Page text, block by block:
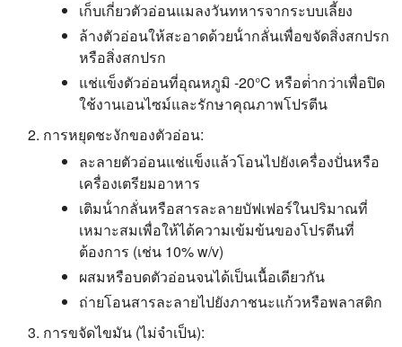
เก็บเกี่ยวตัวอ่อนแมลงวันทหารจากระบบเลี้ยง
ล้างตัวอ่อนให้สะอาดด้วยน้ํากลั่นเพื่อขจัดสิ่งสกปรก
หรือสิ่งสกปรก
แช่แข็งตัวอ่อนที่อุณหภูมิ -20°C หรือต่ํากว่าเพื่อปิด
ใช้งานเอนไซม์และรักษาคุณภาพโปรตีน
การหยุดชะงักของตัวอ่อน:
ละลายตัวอ่อนแช่แข็งแล้วโอนไปยังเครื่องปั่นหรือ
เครื่องเตรียมอาหาร
เติมน้ํากลั่นหรือสารละลายบัฟเฟอร์ในปริมาณที่
เหมาะสมเพื่อให้ได้ความเข้มข้นของโปรตีนที่
ต้องการ (เช่น 10% w/v)
ผสมหรือบดตัวอ่อนจนได้เป็นเนื้อเดียวกัน
ถ่ายโอนสารละลายไปยังภาชนะแก้วหรือพลาสติก
การขจัดไขมัน (ไม่จําเป็น):